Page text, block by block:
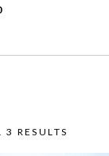
RESULTS